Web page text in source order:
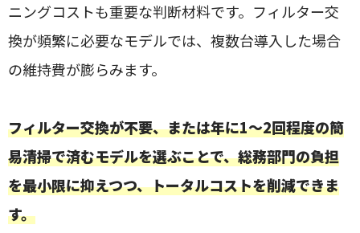
ニングコストも重要な判断材料です。フィルター交
換が頻繁に必要なモデルでは、複数台導入した場合
の維持費が膨らみます。
フィルター交換が不要、または年に1〜2回程度の簡
易清掃で済むモデルを選ぶことで、総務部門の負担
を最小限に抑えつつ、トータルコストを削減できま
す。